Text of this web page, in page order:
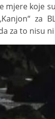
mjere koje
za
za to nisu